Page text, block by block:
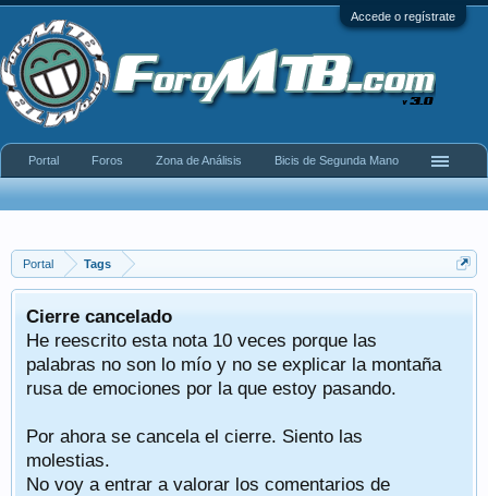
Accede o regístrate
Portal Tags
Cierre cancelado
He reescrito esta nota 10 veces porque las
palabras no son lo mío y no se explicar la montaña
rusa de emociones por la que estoy pasando.
Por ahora se cancela el cierre. Siento las
molestias.
No voy a entrar a valorar los comentarios de
Portal Foros Zona de Análisis Bicis de Segunda Mano